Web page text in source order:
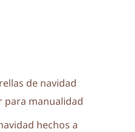
de navidad
para manualidad
hechos a